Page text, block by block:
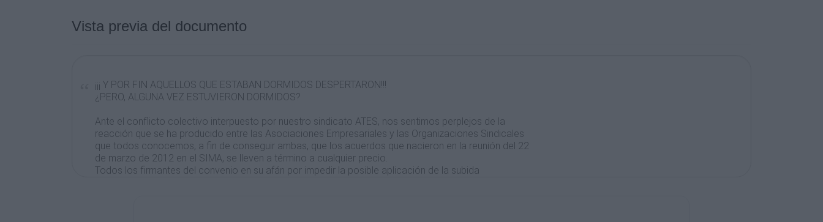
Vista previa del documento
¡¡¡ Y POR FIN AQUELLOS QUE ESTABAN DORMIDOS DESPERTARON!!!
¿PERO, ALGUNA VEZ ESTUVIERON DORMIDOS?
Ante el conflicto colectivo interpuesto por nuestro sindicato ATES, nos sentimos perplejos de la
reacción que se ha producido entre las Asociaciones Empresariales y las Organizaciones Sindicales
que todos conocemos, a fin de conseguir ambas, que los acuerdos que nacieron en la reunión del 22
de marzo de 2012 en el SIMA, se lleven a término a cualquier precio.
Todos los firmantes del convenio en su afán por impedir la posible aplicación de la subida